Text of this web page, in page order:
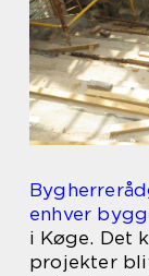
enhver
i Køge. Det
projekter